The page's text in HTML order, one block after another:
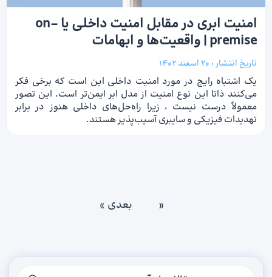
امنیت ابری در مقابل امنیت داخلی یا on-
premise | واقعیت‌ها و ابهامات
تاریخ انتشار : 20 اسفند 1402
یک اشتباه رایج در مورد امنیت داخلی این است که برخی فکر
می‌کنند ذاتا این نوع امنیت از مدل ابر ایمن‌تر است. این تصور
معمولاً درست نیست ، زیرا راه‌حل‌های داخلی هنوز در برابر
تهدیدات فیزیکی و سایبری آسیب‌پذیر هستند.
« بعدی »